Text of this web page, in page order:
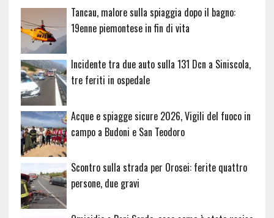
Tancau, malore sulla spiaggia dopo il bagno:
19enne piemontese in fin di vita
Incidente tra due auto sulla 131 Dcn a Siniscola,
tre feriti in ospedale
Acque e spiagge sicure 2026, Vigili del fuoco in
campo a Budoni e San Teodoro
Scontro sulla strada per Orosei: ferite quattro
persone, due gravi